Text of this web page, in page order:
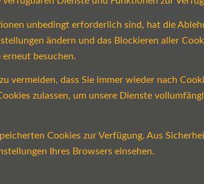
unbedingt erforderlich sind, hat die
ändern und das Blockieren aller
besuchen.
vermeiden, dass Sie immer wieder nach
zulassen, um unsere Dienste
Cookies zur Verfügung. Aus
Ihres Browsers einsehen.